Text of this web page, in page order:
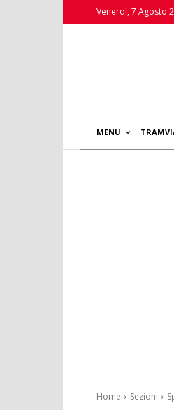
Venerdì, 7 Agosto
MENU
Home Sezioni